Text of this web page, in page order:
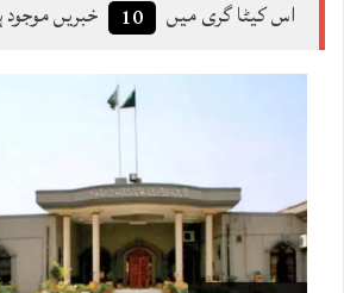
اس کیٹا گری میں 10 خبریں
18:00 19:00 20:00 21:00